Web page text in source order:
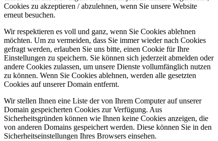
Cookies zu akzeptieren / abzulehnen, wenn Sie unsere Website
erneut besuchen.
Wir respektieren es voll und ganz, wenn Sie Cookies ablehnen
möchten. Um zu vermeiden, dass Sie immer wieder nach Cookies
gefragt werden, erlauben Sie uns bitte, einen Cookie für Ihre
Einstellungen zu speichern. Sie können sich jederzeit abmelden oder
andere Cookies zulassen, um unsere Dienste vollumfänglich nutzen
zu können. Wenn Sie Cookies ablehnen, werden alle gesetzten
Cookies auf unserer Domain entfernt.
Wir stellen Ihnen eine Liste der von Ihrem Computer auf unserer
Domain gespeicherten Cookies zur Verfügung. Aus
Sicherheitsgründen können wie Ihnen keine Cookies anzeigen, die
von anderen Domains gespeichert werden. Diese können Sie in den
Sicherheitseinstellungen Ihres Browsers einsehen.